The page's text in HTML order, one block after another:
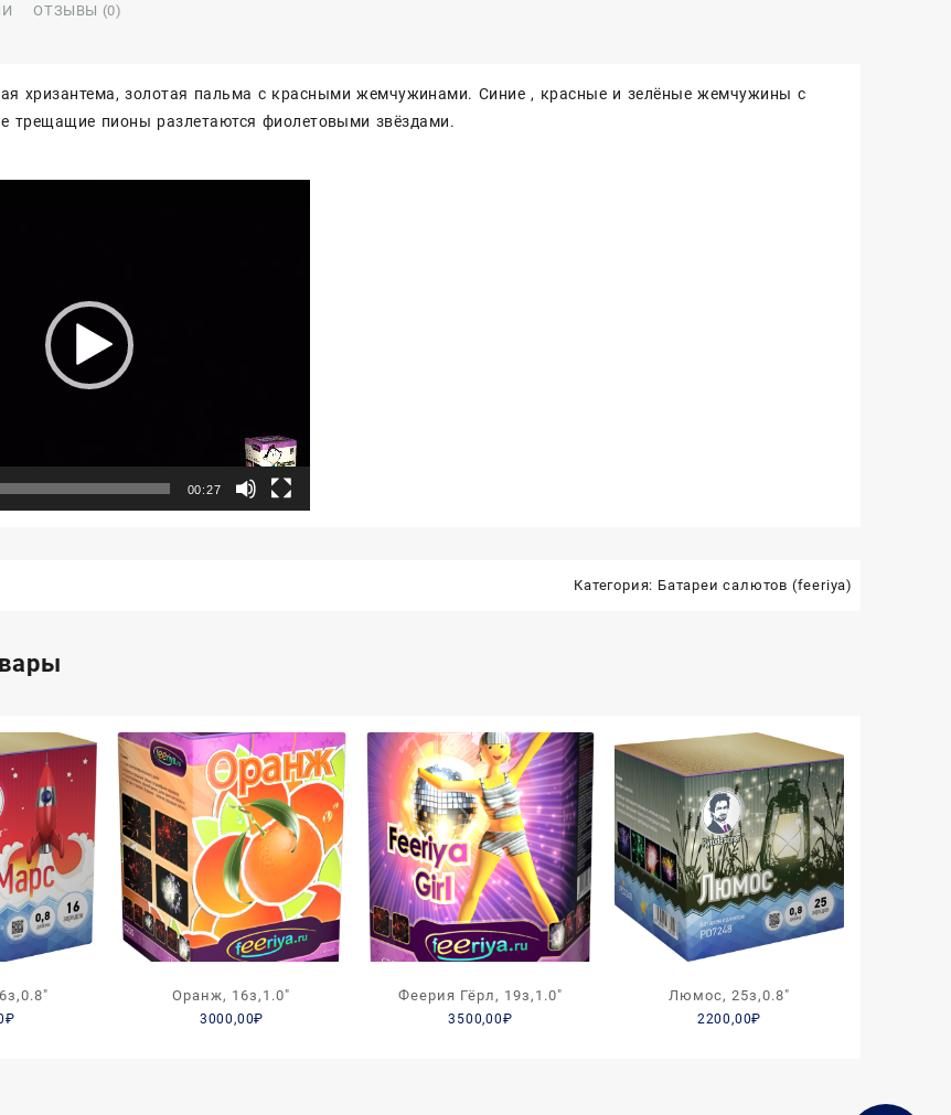
ОТЗЫВЫ (0)
хризантема, золотая пальма с красными жемчужинами. Синие , красные и зелёные жемчужины с
трещащие пионы разлетаются фиолетовыми звёздами.
00:27
Категория: Батареи салютов (feeriya)
₽
Оранж, 16з,1.0″
3000,00₽
Феерия Гёрл, 19з,1.0″
3500,00₽
Люмос, 25з,0.8″
2200,00₽